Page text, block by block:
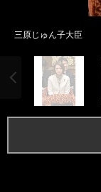
三原じゅん子大臣